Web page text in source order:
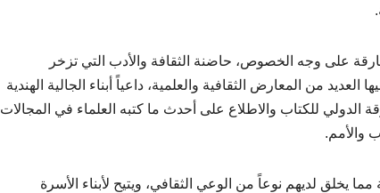
على وجه الخصوص، حاضنة الثقافة والأدب التي تزخر
من المعارض الثقافية والعلمية، داعياً أبناء الجالية الهندية
الدولي للكتاب والاطلاع على أحدث ما كتبه العلماء في المجالات
والأمم.
يخلق لديهم نوعاً من الوعي الثقافي، ويتيح لأبناء الأسرة